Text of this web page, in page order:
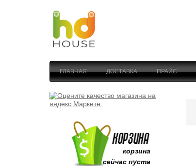
ГЛАВНАЯ ДОСТАВКА ПРАЙС
корзина
сейчас пуста